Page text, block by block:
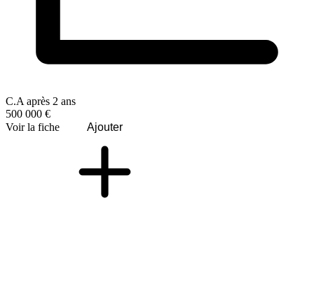
C.A après 2 ans
500 000 €
Voir la fiche
Ajouter